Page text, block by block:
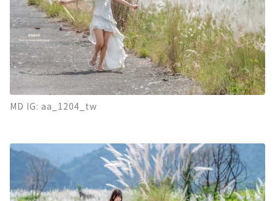
MD IG: aa_1204_tw